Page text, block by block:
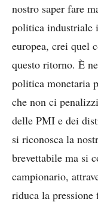
nostro saper fare
politica industriale
europea, crei quel
questo ritorno. È
politica monetaria
che non ci
delle PMI e dei
si riconosca la
brevettabile ma si
campionario,
riduca la